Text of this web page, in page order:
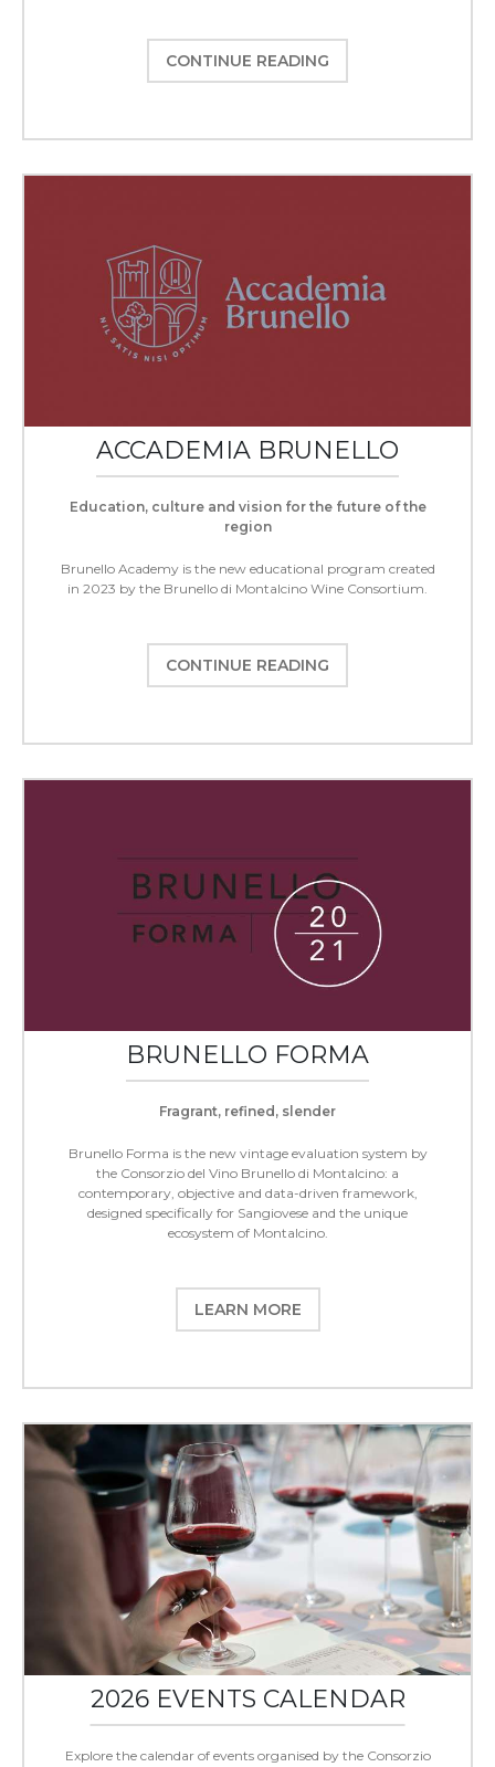
CONTINUE READING
ACCADEMIA BRUNELLO
Education, culture and vision for the future of the
region
Brunello Academy is the new educational program created
in 2023 by the Brunello di Montalcino Wine Consortium.
CONTINUE READING
BRUNELLO FORMA
Fragrant, refined, slender
Brunello Forma is the new vintage evaluation system by
the Consorzio del Vino Brunello di Montalcino: a
contemporary, objective and data-driven framework,
designed specifically for Sangiovese and the unique
ecosystem of Montalcino.
LEARN MORE
2026 EVENTS CALENDAR
Explore the calendar of events organised by the Consorzio